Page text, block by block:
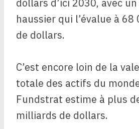
dollars d’ici 2030, avec
haussier qui l’évalue à
de dollars.
C’est encore loin de la
totale des actifs du
Fundstrat estime à plus
milliards de dollars.